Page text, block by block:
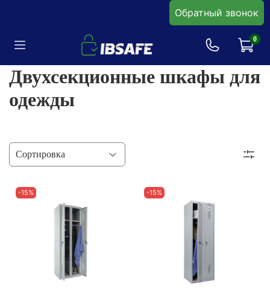
Обратный звонок
0
Двухсекционные шкафы для
одежды
-15% -15%